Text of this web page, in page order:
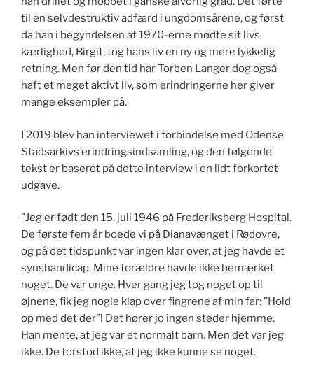
til en selvdestruktiv adfærd i ungdomsårene, og først
da han i begyndelsen af 1970-erne mødte sit livs
kærlighed, Birgit, tog hans liv en ny og mere lykkelig
retning. Men før den tid har Torben Langer dog også
haft et meget aktivt liv, som erindringerne her giver
mange eksempler på.
I 2019 blev han interviewet i forbindelse med Odense
Stadsarkivs erindringsindsamling, og den følgende
tekst er baseret på dette interview i en lidt forkortet
udgave.
”Jeg er født den 15. juli 1946 på Frederiksberg Hospital.
De første fem år boede vi på Dianavænget i Rødovre,
og på det tidspunkt var ingen klar over, at jeg havde et
synshandicap. Mine forældre havde ikke bemærket
noget. De var unge. Hver gang jeg tog noget op til
øjnene, fik jeg nogle klap over fingrene af min far: ”Hold
op med det der”! Det hører jo ingen steder hjemme.
Han mente, at jeg var et normalt barn. Men det var jeg
ikke. De forstod ikke, at jeg ikke kunne se noget.